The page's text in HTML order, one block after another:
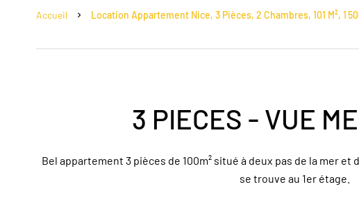
Accueil Location Appartement Nice, 3 Pièces, 2 Chambres, 101 M², 1
3 PIECES - VUE
Bel appartement 3 pièces de 100m² situé à deux pas de la mer
se trouve au 1er étage.